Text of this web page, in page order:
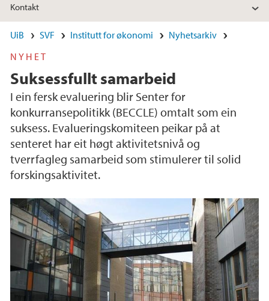
Kontakt
UiB SVF Institutt for økonomi
Nyhetsarkiv
NYHET
Suksessfullt samarbeid
I ein fersk evaluering blir Senter for
konkurransepolitikk (BECCLE) omtalt som ein
suksess. Evalueringskomiteen peikar på at
senteret har eit høgt aktivitetsnivå og
tverrfagleg samarbeid som stimulerer til solid
forskingsaktivitet.